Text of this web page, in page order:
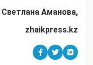
Светлана Аманова,
zhaikpress.kz